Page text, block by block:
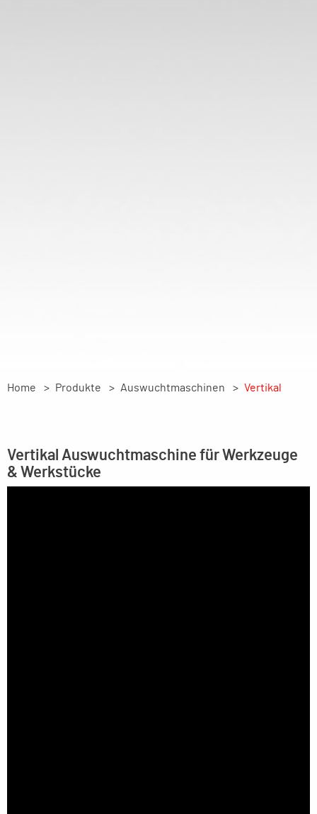
Home Produkte Auswuchtmaschinen Vertikal
Vertikal Auswuchtmaschine für Werkzeuge
& Werkstücke